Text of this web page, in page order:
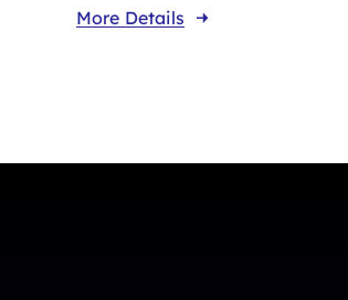
More Details